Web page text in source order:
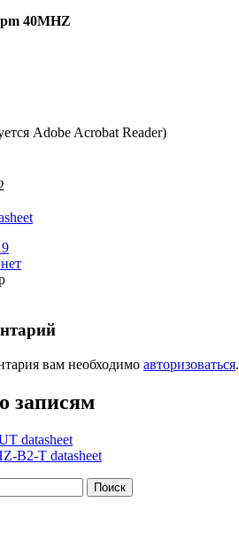
40MHZ
Adobe Acrobat Reader)
вам необходимо авторизоваться.
записям
datasheet
B2-T datasheet